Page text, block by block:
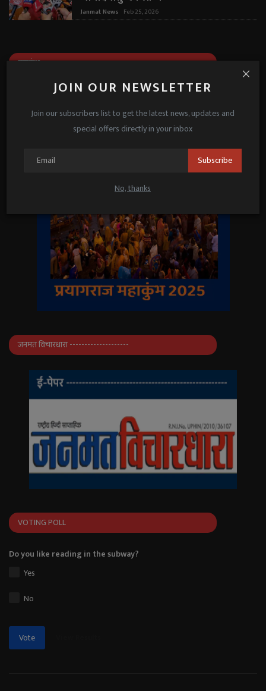
JOIN OUR NEWSLETTER
Join our subscribers list to get the latest news, updates and
special offers directly in your inbox
Subscribe
No, thanks
Janmat News Feb 25, 2026
महाकुंभ
जनमत विचारधारा --------------------
VOTING POLL
Do you like reading in the subway?
Yes
No
Vote